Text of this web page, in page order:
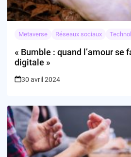
Metaverse Réseaux sociaux
« Bumble : quand l’amour se
digitale »
30 avril 2024